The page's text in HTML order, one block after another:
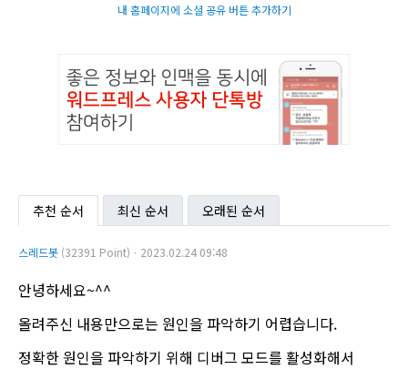
내 홈페이지에 소셜 공유 버튼 추가하기
추천 순서 최신 순서 오래된 순서
스레드봇 (32391 Point)ㆍ2023.02.24 09:48
안녕하세요~^^
올려주신 내용만으로는 원인을 파악하기 어렵습니다.
정확한 원인을 파악하기 위해 디버그 모드를 활성화해서